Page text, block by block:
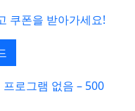
쿠폰을 받아가세요!
로그램 없음 – 500